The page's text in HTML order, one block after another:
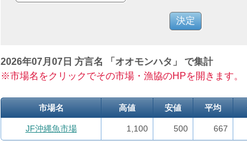
2026年07月07日 方言名 「オオモンハタ」 で集計
※市場名をクリックでその市場・漁協のHPを開きます。
市場名 高値 安値 平均
JF沖縄魚市場 1,100 500 667